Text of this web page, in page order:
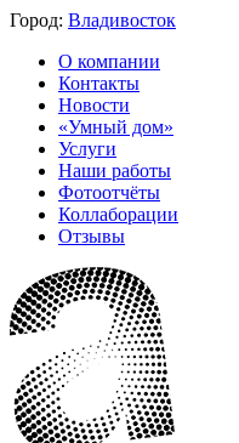
Город: Владивосток
О компании
Контакты
Новости
«Умный дом»
Услуги
Наши работы
Фотоотчёты
Коллаборации
Отзывы